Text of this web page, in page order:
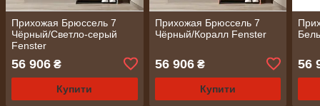
Прихожая Брюссель 7
Чёрный/Светло-серый
Fenster
56 906 ₴
Купити
Прихожая Брюссель 7
Чёрный/Коралл Fenster
56 906₴
Купити
56